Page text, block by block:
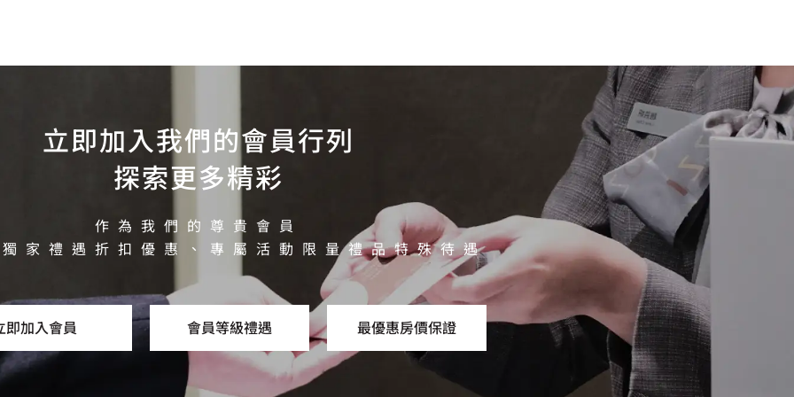
立即加入我們的會員行列
探索更多精彩
作為我們的尊貴會員
家禮遇折扣優惠、專屬活動限量禮品特殊待遇
即加入會員 會員等級禮遇 最優惠房價保證